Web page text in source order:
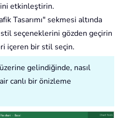
etkinleştirin.
Tasarımı" sekmesi altında
seçeneklerini gözden geçirin
içeren bir stil seçin.
gelindiğinde, nasıl
canlı bir önizleme